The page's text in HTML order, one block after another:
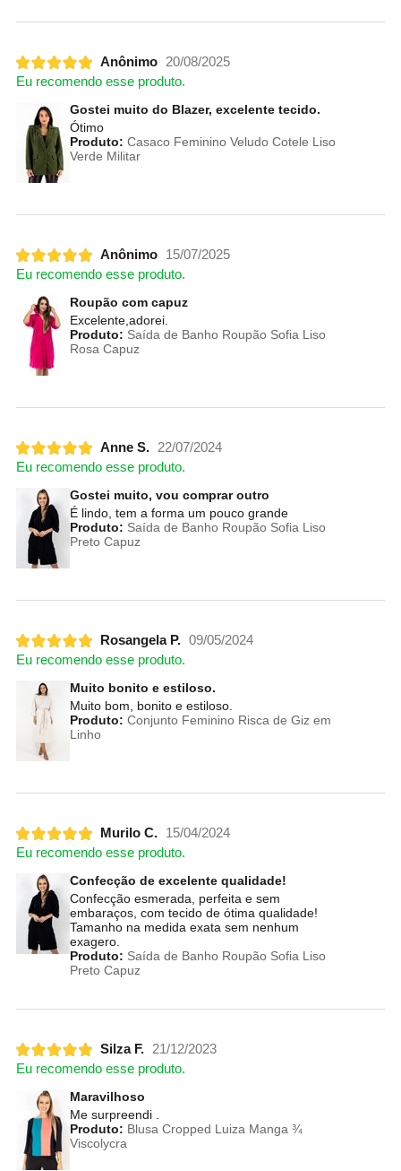
Anônimo 20/08/2025
Eu recomendo esse produto.
Gostei muito do Blazer, excelente tecido.
Ótimo
Produto: Casaco Feminino Veludo Cotele Liso
Verde Militar
Anônimo
15/07/2025
Eu recomendo esse produto.
Roupão com capuz
Excelente,adorei.
Produto: Saída de Banho Roupão Sofia Liso
Rosa Capuz
Anne S. 22/07/2024
Eu recomendo esse produto.
Gostei muito, vou comprar outro
É lindo, tem a forma um pouco grande
Produto: Saída de Banho Roupão Sofia Liso
Preto Capuz
Rosangela P. 09/05/2024
Eu recomendo esse produto.
Muito bonito e estiloso.
Muito bom, bonito e estiloso.
Produto: Conjunto Feminino Risca de Giz em
Linho
Murilo C.
15/04/2024
Eu recomendo esse produto.
Confecção de excelente qualidade!
Confecção esmerada, perfeita e sem
embaraços, com tecido de ótima qualidade!
Tamanho na medida exata sem nenhum
exagero.
Produto: Saída de Banho Roupão Sofia Liso
Preto Capuz
Silza F. 21/12/2023
Eu recomendo esse produto.
Maravilhoso
Me surpreendi .
Produto: Blusa Cropped Luiza Manga ¾
Viscolycra